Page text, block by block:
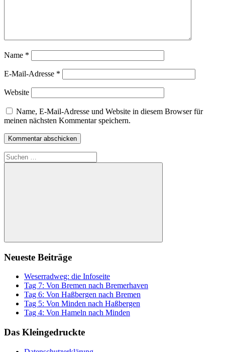
Name *
E-Mail-Adresse *
Website
Name, E-Mail-Adresse und Website in diesem Browser für
meinen nächsten Kommentar speichern.
Suchen
nach:
Suchen
Neueste Beiträge
Weserradweg: die Infoseite
Tag 7: Von Bremen nach Bremerhaven
Tag 6: Von Haßbergen nach Bremen
Tag 5: Von Minden nach Haßbergen
Tag 4: Von Hameln nach Minden
Das Kleingedruckte